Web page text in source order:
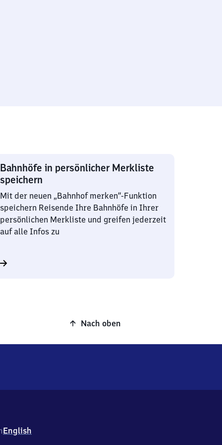
Bahnhöfe in persönlicher Merkliste
speichern
Mit der neuen „Bahnhof merken“-Funktion
speichern Reisende Ihre Bahnhöfe in Ihrer
persönlichen Merkliste und greifen jederzeit
auf alle Infos zu
Nach oben
English